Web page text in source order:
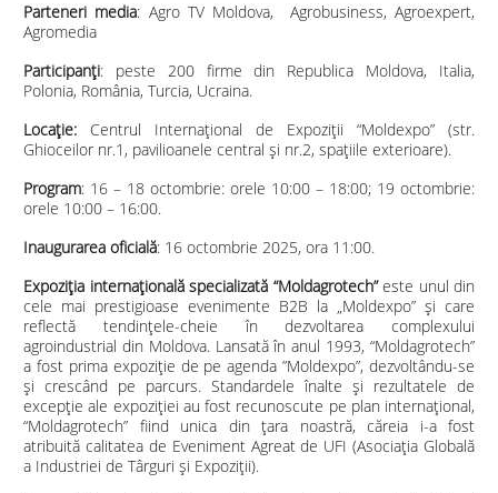
Parteneri media: Agro TV Moldova, Agrobusiness, Agroexpert,
Agromedia
Participanți: peste 200 firme din Republica Moldova, Italia,
Polonia, România, Turcia, Ucraina.
Locație: Centrul Internațional de Expoziții “Moldexpo”
(str.
Ghioceilor nr.1, pavilioanele central și nr.2, spațiile exterioare).
Program: 16 – 18 octombrie: orele 10:00 – 18:00; 19 octombrie:
orele 10:00 – 16:00.
Inaugurarea oficială: 16 octombrie 2025, ora 11:00.
Expoziţia internaţională specializată “Moldagrotech”este unul din
cele mai prestigioase evenimente B2B la „Moldexpo” și care
reflectă tendinţele-cheie în dezvoltarea complexului
agroindustrial din Moldova. Lansată în anul 1993, “Moldagrotech”
a fost prima expoziție de pe agenda ”Moldexpo”, dezvoltându-se
și crescând pe parcurs. Standardele înalte şi rezultatele de
excepţie ale expoziţiei au fost recunoscute pe plan internaţional,
“Moldagrotech” fiind unica din țara noastră, căreia i-a fost
atribuită calitatea de Eveniment Agreat de UFI (Asociaţia Globală
a Industriei de Târguri şi Expoziţii).